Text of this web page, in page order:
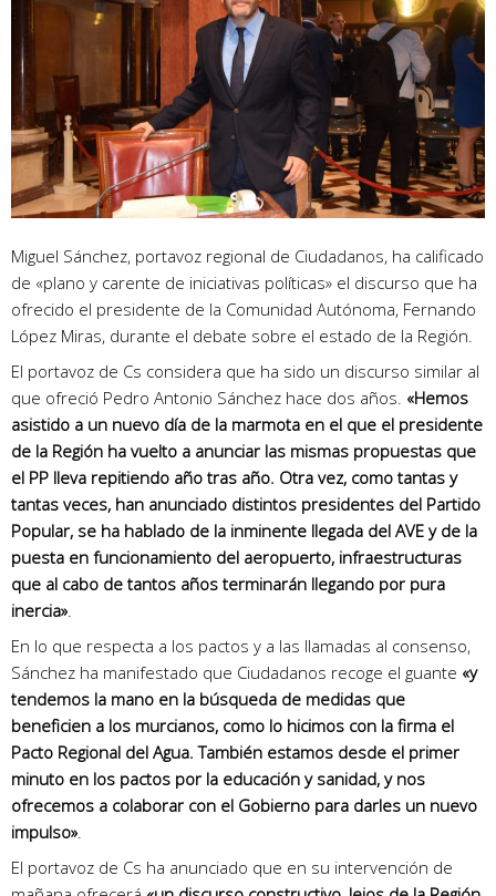
Miguel Sánchez, portavoz regional de Ciudadanos, ha calificado
de «plano y carente de iniciativas políticas» el discurso que ha
ofrecido el presidente de la Comunidad Autónoma, Fernando
López Miras, durante el debate sobre el estado de la Región.
El portavoz de Cs considera que ha sido un discurso similar al
que ofreció Pedro Antonio Sánchez hace dos años. «Hemos
asistido a un nuevo día de la marmota en el que el presidente
de la Región ha vuelto a anunciar las mismas propuestas que
el PP lleva repitiendo año tras año. Otra vez, como tantas y
tantas veces, han anunciado distintos presidentes del Partido
Popular, se ha hablado de la inminente llegada del AVE y de la
puesta en funcionamiento del aeropuerto, infraestructuras
que al cabo de tantos años terminarán llegando por pura
inercia».
En lo que respecta a los pactos y a las llamadas al consenso,
Sánchez ha manifestado que Ciudadanos recoge el guante «y
tendemos la mano en la búsqueda de medidas que
beneficien a los murcianos, como lo hicimos con la firma el
Pacto Regional del Agua. También estamos desde el primer
minuto en los pactos por la educación y sanidad, y nos
ofrecemos a colaborar con el Gobierno para darles un nuevo
impulso».
El portavoz de Cs ha anunciado que en su intervención de